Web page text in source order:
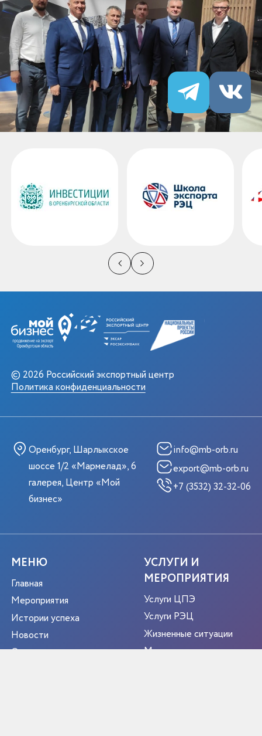
© 2026 Российский экспортный центр
Политика конфиденциальности
Оренбург, Шарлыкское
шоссе 1/2 «Мармелад», 6
галерея, Центр «Мой
бизнес»
info@mb-orb.ru
export@mb-orb.ru
+7 (3532) 32-32-06
МЕНЮ
Главная
Мероприятия
Истории успеха
Новости
О центре
УСЛУГИ И
МЕРОПРИЯТИЯ
Услуги ЦПЭ
Услуги РЭЦ
Жизненные ситуации
Мероприятия